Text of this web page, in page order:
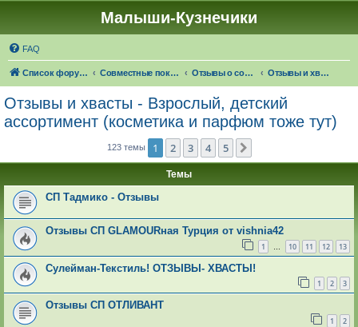
Малыши-Кузнечики
FAQ
Список форумов Совместные покупки "Малыши-Кузнечики" Отзывы о совместных покупках Отзывы и хвасты - Взрослый, детский ассортимент (косметика и парфюм тоже тут)
Отзывы и хвасты - Взрослый, детский
ассортимент (косметика и парфюм тоже тут)
123 темы 1 2 3 4 5
Темы
СП Тадмико - Отзывы
Отзывы СП GLAMOURная Турция от vishnia42
1 … 10 11 12 13
Сулейман-Текстиль! ОТЗЫВЫ- ХВАСТЫ!
1 2 3
Отзывы СП ОТЛИВАНТ
1 2